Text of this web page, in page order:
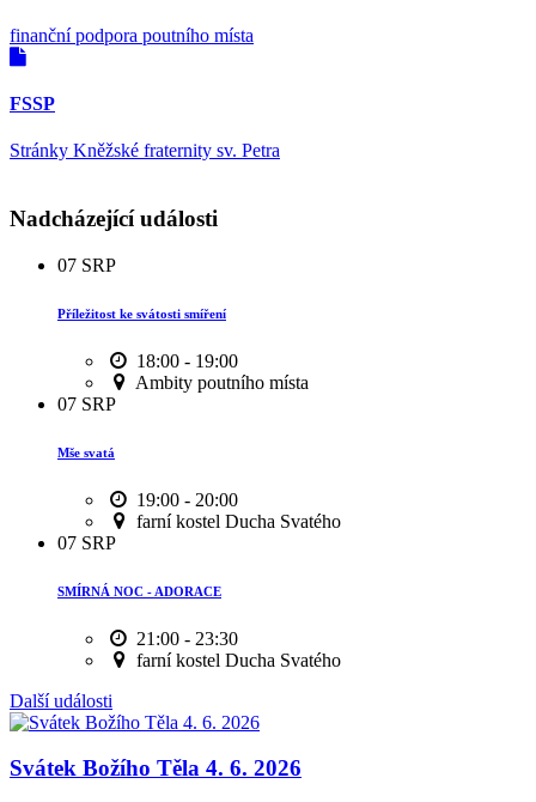
finanční podpora poutního místa
FSSP
Stránky Kněžské fraternity sv. Petra
Nadcházející události
07 SRP
Příležitost ke svátosti smíření
18:00 - 19:00
Ambity poutního místa
07 SRP
Mše svatá
19:00 - 20:00
farní kostel Ducha Svatého
07 SRP
SMÍRNÁ NOC - ADORACE
21:00 - 23:30
farní kostel Ducha Svatého
Další události
Svátek Božího Těla 4. 6. 2026